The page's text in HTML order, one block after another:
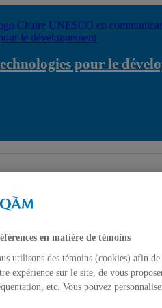
pour le
en matière de témoins
utilisons des témoins (cookies) afin
expérience sur le site, de vous
etc. Vous pouvez